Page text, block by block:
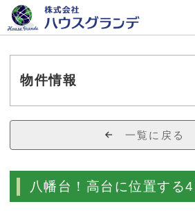
物件情報
一覧に戻る
八幡台！高台に位置する